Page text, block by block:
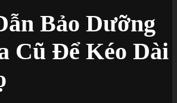
Bảo Dưỡng
Cũ Để Kéo Dài